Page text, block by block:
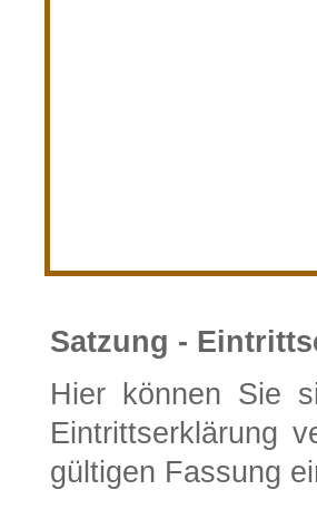
Satzung -
Hier können Sie
Eintrittserklärung
gültigen Fassung